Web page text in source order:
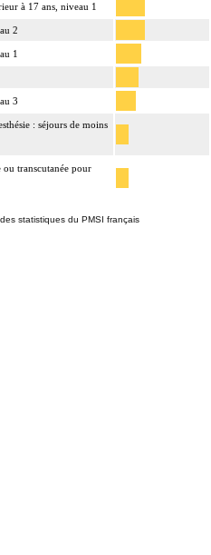
à 17 ans, niveau 1
2
1
3
: séjours de moins
transcutanée pour
statistiques du PMSI français